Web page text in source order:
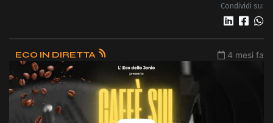
Condividi su:
ECO IN DIRETTA 4 mesi fa